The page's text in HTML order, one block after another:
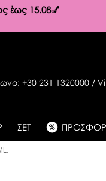
έως 15.08💅
+30 231 1320000 /
ΣΕΤ